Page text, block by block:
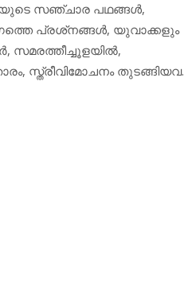
സഞ്ചാര പഥങ്ങള്‍,
പ്രശ്‌നങ്ങള്‍, യുവാക്കളും
സമരത്തീച്ചൂളയില്‍,
സ്ത്രീവിമോചനം തുടങ്ങിയവ.